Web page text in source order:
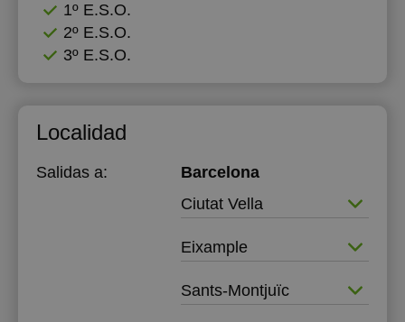
1º E.S.O.
2º E.S.O.
3º E.S.O.
Localidad
Salidas a:
Barcelona
Ciutat Vella
Eixample
Sants-Montjuïc